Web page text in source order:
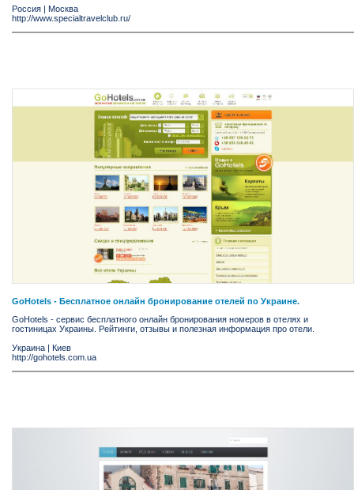
Россия | Москва
http://www.specialtravelclub.ru/
GoHotels - Бесплатное онлайн бронирование отелей по Украине.
GoHotels - сервис бесплатного онлайн бронирования номеров в отелях и
гостиницах Украины. Рейтинги, отзывы и полезная информация про отели.
Украина | Киев
http://gohotels.com.ua